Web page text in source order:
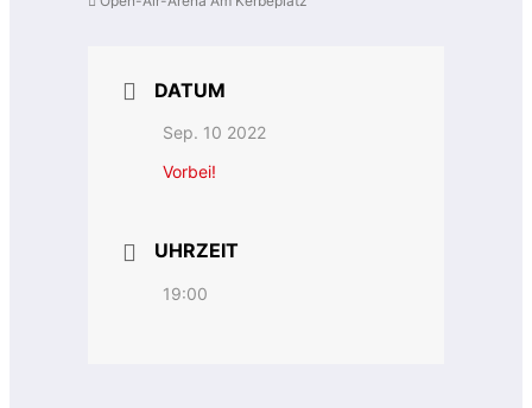
DATUM
Sep. 10 2022
Vorbei!
UHRZEIT
19:00